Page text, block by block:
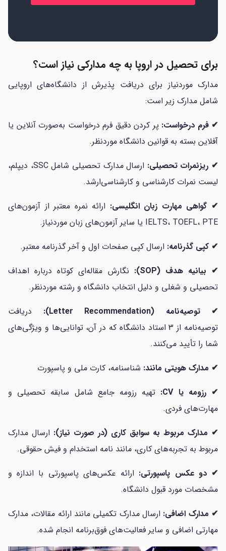
برای تحصیل در اروپا به چه مدارکی نیاز است؟
مدارک موردنیاز برای دریافت پذیرش از دانشگاه‌های اروپایی
شامل مدارک زیر است:
✔ فرم درخواست: پر کردن دقیق فرم درخواست به‌صورت آنلاین یا
آفلاین بسته به قوانین دانشگاه موردنظر.
✔ ریزنمرات تحصیلی:
ارسال مدارک تحصیلی شامل SSC، دیپلم،
لیست نمرات کارشناسی و کارشناسی‌ارشد.
✔ گواهی مهارت زبان انگلیسی: ارائه نمره معتبر از آزمون‌های
IELTS، TOEFL، PTE یا سایر آزمون‌های زبان موردنیاز.
✔ کپی گذرنامه: ارسال کپی صفحات اول و آخر گذرنامه معتبر.
✔ بیانیه هدف (SOP):
نگارش مقاله‌ای کوتاه درباره اهداف
تحصیلی و شغلی و دلیل انتخاب دانشگاه و رشته موردنظر.
✔
توصیه‌نامه (Letter Recommendation):
دریافت
توصیه‌نامه‌ از 3 استاد دانشگاه که در آن، توانایی‌ها و ویژگی‌های
شما را تأیید می‌کنند.
✔ مدارک هویتی مانند: شناسنامه، کارت ملی و پاسپورت
✔ رزومه یا CV:
تهیه رزومه جامع شامل سابقه تحصیلی و
مهارت‌های فردی.
✔ مدارک مربوط به سوابق کاری (در صورت نیاز): ارسال مدارک
مربوط به تجربه‌های کاری، مانند نامه استخدام و فیش حقوقی.
✔ دو عکس پاسپورتی: ارائه عکس‌های پاسپورتی با اندازه و
مشخصات مورد قبول دانشگاه.
✔ مدارک اضافی: ارسال مدارک تکمیلی مانند ارائه مقالات، مدارک
مهارتی اضافی و سایر فعالیت‌های فوق‌برنامه انجام شده.